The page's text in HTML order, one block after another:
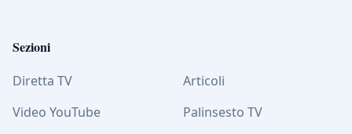
Sezioni
Diretta TV
Articoli
Video YouTube
Palinsesto TV